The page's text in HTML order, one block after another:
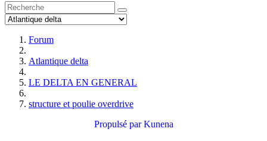
Forum
Atlantique delta
LE DELTA EN GENERAL
structure et poulie overdrive
Propulsé parKunena